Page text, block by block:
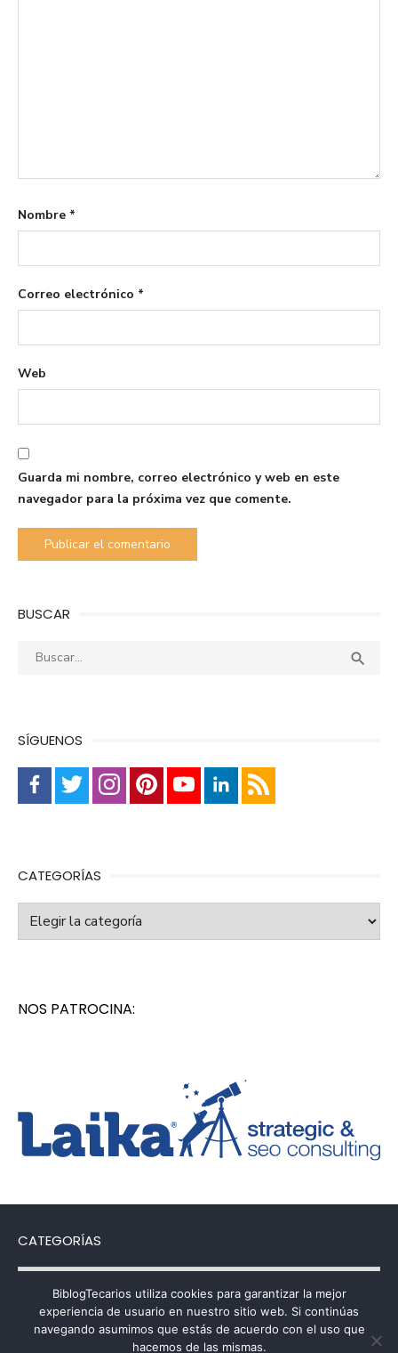
Nombre *
Correo electrónico *
Web
Guarda mi nombre, correo electrónico y web en este
navegador para la próxima vez que comente.
BUSCAR
Buscar: 
SÍGUENOS
CATEGORÍAS
Categorías
NOS PATROCINA:
CATEGORÍAS
Categorías
BiblogTecarios utiliza cookies para garantizar la mejor
experiencia de usuario en nuestro sitio web. Si continúas
navegando asumimos que estás de acuerdo con el uso que
hacemos de las mismas.